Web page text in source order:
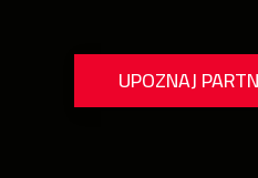
UPOZNAJ